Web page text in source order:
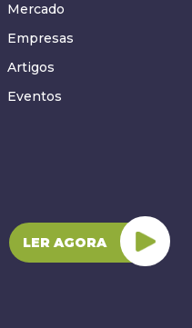
Mercado
Empresas
Artigos
Eventos
LER AGORA